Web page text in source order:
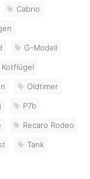
Cabrio
G-Modell
Kotflügel
Oldtimer
P7b
Recaro Rodeo
Tank